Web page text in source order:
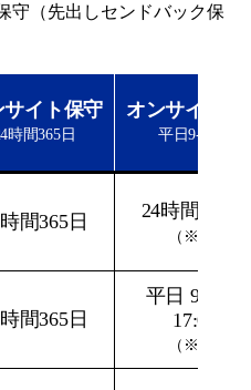
守（先出しセンドバック保
サイト保守
時間365日
オンサイト保
平日9-17時
間365日 24時間365日
（※1）
間365日
平日 9:00～
17:00
（※2）